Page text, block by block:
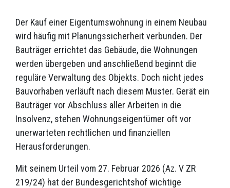
Der Kauf einer Eigentumswohnung in einem Neubau
wird häufig mit Planungssicherheit verbunden. Der
Bauträger errichtet das Gebäude, die Wohnungen
werden übergeben und anschließend beginnt die
reguläre Verwaltung des Objekts. Doch nicht jedes
Bauvorhaben verläuft nach diesem Muster. Gerät ein
Bauträger vor Abschluss aller Arbeiten in die
Insolvenz, stehen Wohnungseigentümer oft vor
unerwarteten rechtlichen und finanziellen
Herausforderungen.
Mit seinem Urteil vom 27. Februar 2026 (Az. V ZR
219/24) hat der Bundesgerichtshof wichtige